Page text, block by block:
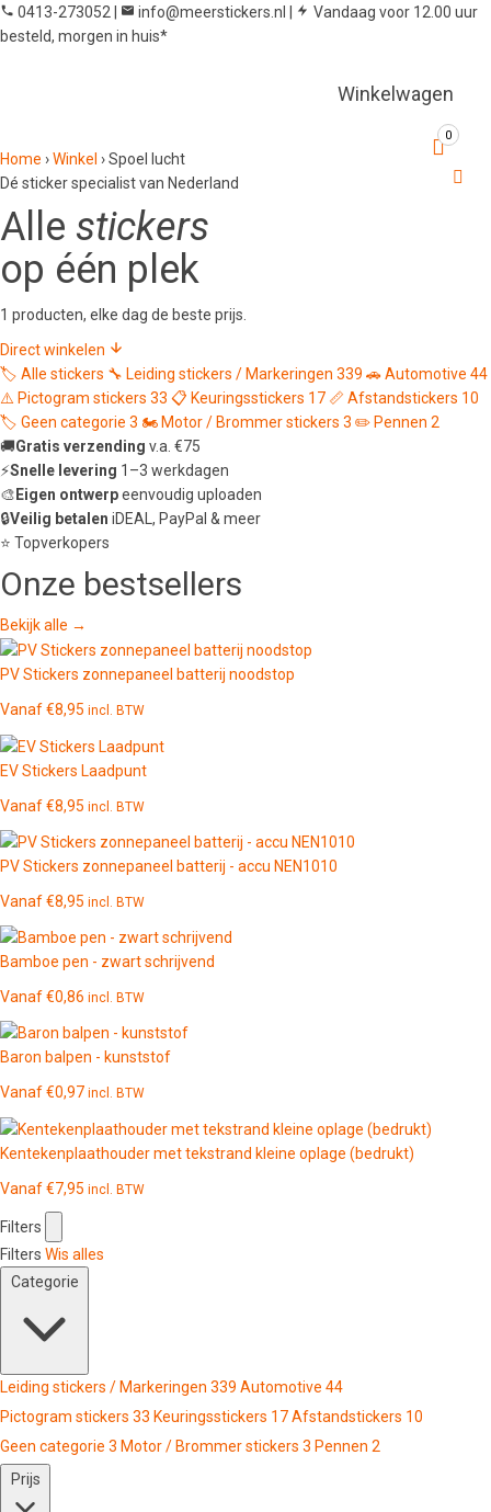
0413-273052 info@meerstickers.nl
Vandaag voor 12.00 uur
besteld, morgen in huis*
Winkelwagen
0
Home ›Winkel ›Spoel lucht
Dé sticker specialist van Nederland
Alle stickers
op één plek
1 producten, elke dag de beste prijs.
Direct winkelen
🏷️ Alle stickers 🔧 Leiding stickers / Markeringen 339 🚗Automotive 44
⚠️ Pictogram stickers 33 📋 Keuringsstickers 17 📏 Afstandstickers 10
🏷️ Geen categorie 3 🏍️ Motor / Brommer stickers 3 ✏️ Pennen 2
🚚Gratis verzending v.a. €75
⚡Snelle levering 1–3 werkdagen
🎨 Eigen ontwerpeenvoudig uploaden
🔒Veilig betalen iDEAL, PayPal & meer
⭐ Topverkopers
Onze bestsellers
Bekijk alle →
PV Stickers zonnepaneel batterij noodstop
Vanaf€8,95 incl. BTW
EV Stickers Laadpunt
Vanaf€8,95 incl. BTW
PV Stickers zonnepaneel batterij - accu NEN1010
Vanaf€8,95 incl. BTW
Bamboe pen - zwart schrijvend
Vanaf€0,86 incl. BTW
Baron balpen - kunststof
Vanaf€0,97 incl. BTW
Kentekenplaathouder met tekstrand kleine oplage (bedrukt)
Vanaf€7,95 incl. BTW
Filters
Filters Wis alles
Categorie
Leiding stickers / Markeringen 339 Automotive 44
Pictogram stickers 33 Keuringsstickers 17Afstandstickers 10
Geen categorie 3 Motor / Brommer stickers 3 Pennen 2
Prijs